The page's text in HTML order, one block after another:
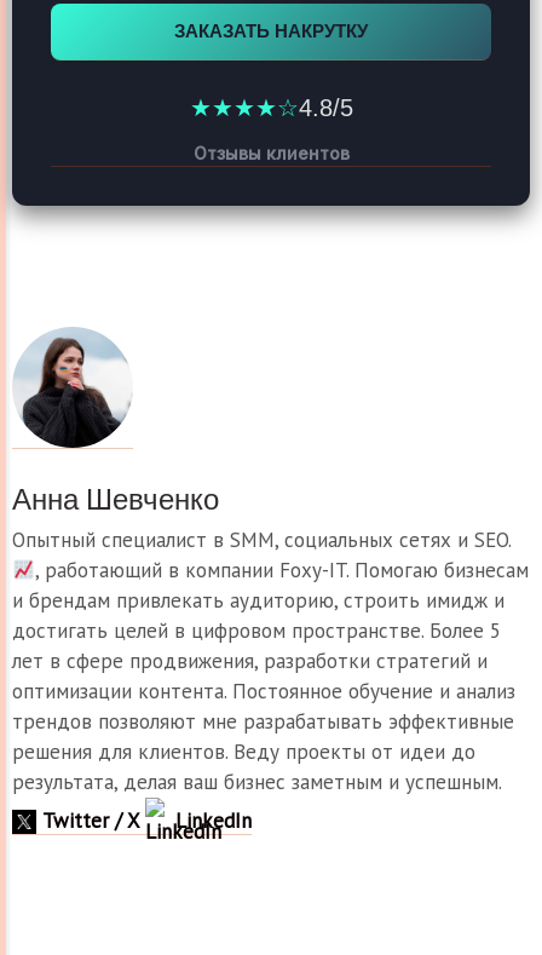
ЗАКАЗАТЬ НАКРУТКУ
★★★★☆4.8/5
Отзывы клиентов
Анна Шевченко
Опытный специалист в SMM, социальных сетях и SEO.
, работающий в компании Foxy-IT. Помогаю бизнесам
и брендам привлекать аудиторию, строить имидж и
достигать целей в цифровом пространстве. Более 5
лет в сфере продвижения, разработки стратегий и
оптимизации контента. Постоянное обучение и анализ
трендов позволяют мне разрабатывать эффективные
решения для клиентов. Веду проекты от идеи до
результата, делая ваш бизнес заметным и успешным.
Twitter / X
LinkedIn